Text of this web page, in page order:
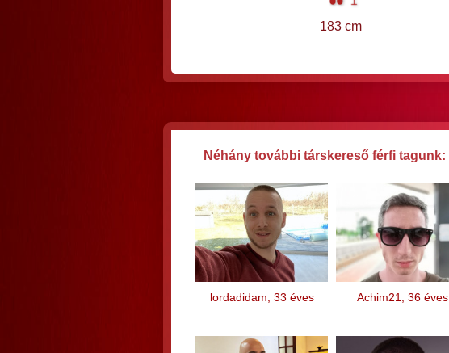
183 cm
Néhány további társkereső férfi tagunk:
lordadidam, 33 éves Achim21, 36 éves